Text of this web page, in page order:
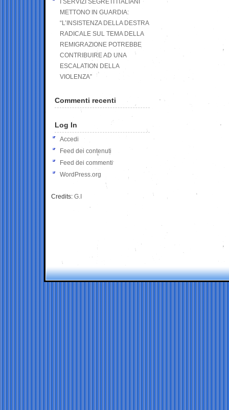
I SERVIZI SEGRETI ITALIANI
METTONO IN GUARDIA:
“L’INSISTENZA DELLA DESTRA
RADICALE SUL TEMA DELLA
REMIGRAZIONE POTREBBE
CONTRIBUIRE AD UNA
ESCALATION DELLA
VIOLENZA”
Commenti recenti
Log In
Accedi
Feed dei contenuti
Feed dei commenti
WordPress.org
Credits: G.I